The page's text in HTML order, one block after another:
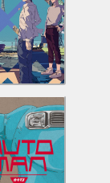
小説「ワンル
活動として極
ンショット研